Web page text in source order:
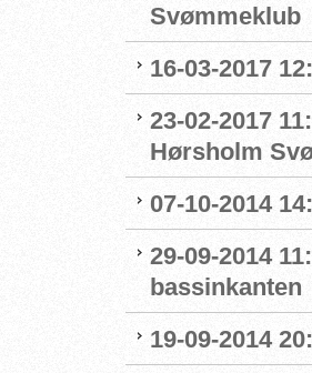
Svømmeklub
16-03-2017
23-02-2017
Hørsholm
07-10-2014
29-09-2014
bassinkanten
19-09-2014